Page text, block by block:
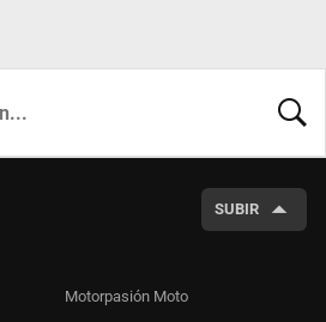
SUBIR
Motorpasión Moto